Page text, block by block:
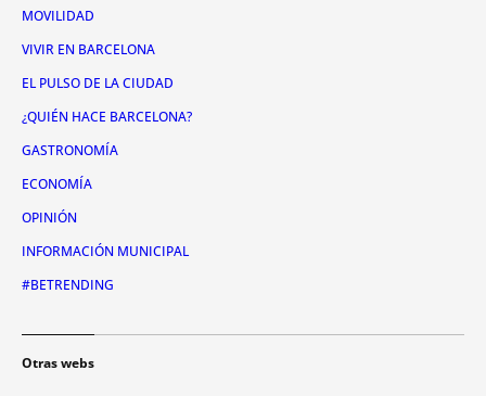
MOVILIDAD
VIVIR EN BARCELONA
EL PULSO DE LA CIUDAD
¿QUIÉN HACE BARCELONA?
GASTRONOMÍA
ECONOMÍA
OPINIÓN
INFORMACIÓN MUNICIPAL
#BETRENDING
Otras webs